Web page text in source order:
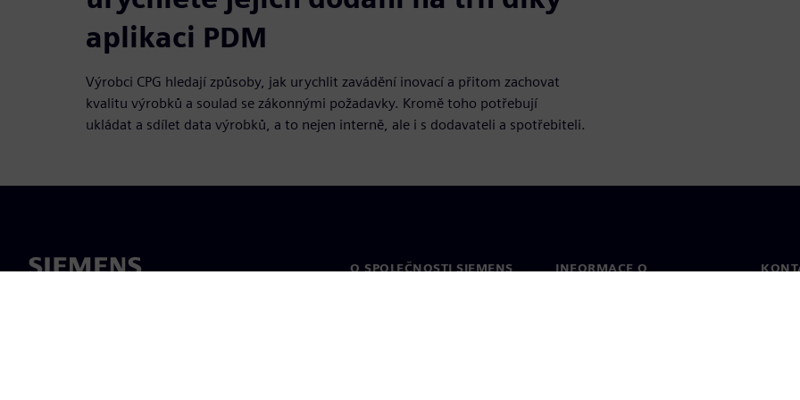
aplikaci PDM
Výrobci CPG hledají způsoby, jak urychlit zavádění inovací a přitom zachovat
kvalitu výrobků a soulad se zákonnými požadavky. Kromě toho potřebují
ukládat a sdílet data výrobků, a to nejen interně, ale i s dodavateli a spotřebiteli.
O SPOLEČNOSTI SIEMENS
INFORMACE O